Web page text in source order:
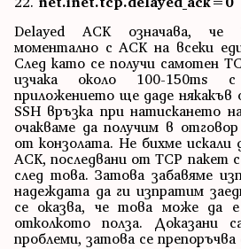
Delayed ACK означава, че
моментално с ACK на всеки
След като се получи самотен
изчака около 100-150ms
приложението ще даде някакъв
SSH връзка при натискането
очакваме да получим в
от конзолата. Не бихме искали
ACK, последвани от TCP пакет
след това. Затова забавяме
надеждата да ги изпратим
се оказва, че това може да е
отколкото полза. Доказани
проблеми, затова се препоръчва